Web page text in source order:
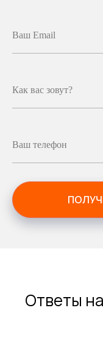
Ваш Email
Как вас зовут?
Ваш телефон
Ответы